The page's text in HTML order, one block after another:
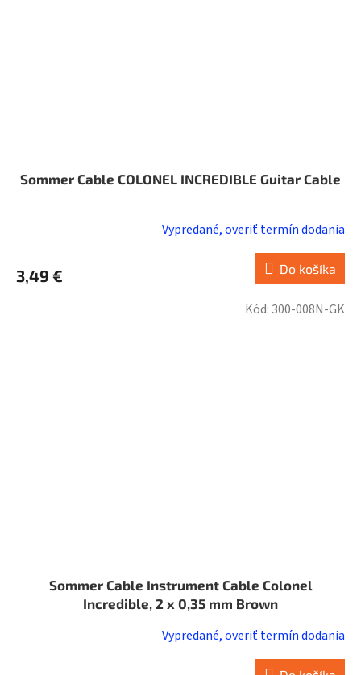
Sommer Cable COLONEL INCREDIBLE Guitar Cable
Vypredané, overiť termín dodania
3,49 € Do košíka
Sommer Cable Instrument Cable Colonel
Incredible, 2 x 0,35 mm Brown
Vypredané, overiť termín dodania
Kód: 300-008N-GK